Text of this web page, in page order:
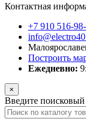
Контактная
+7 910 516-
Построить
Ежедневно:
×
Введите поисковый